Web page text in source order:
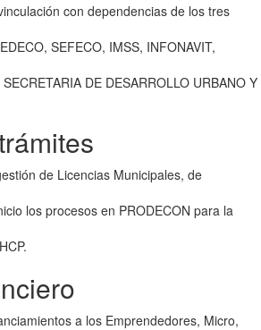
con dependencias de los tres
SEFECO, IMSS, INFONAVIT,
DE DESARROLLO URBANO Y
de Licencias Municipales, de
los procesos en PRODECON para la
a los Emprendedores, Micro,